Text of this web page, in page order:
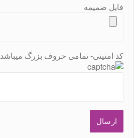
فایل ضمیمه
کد امنیتی- تمامی حروف بزرگ میباشد